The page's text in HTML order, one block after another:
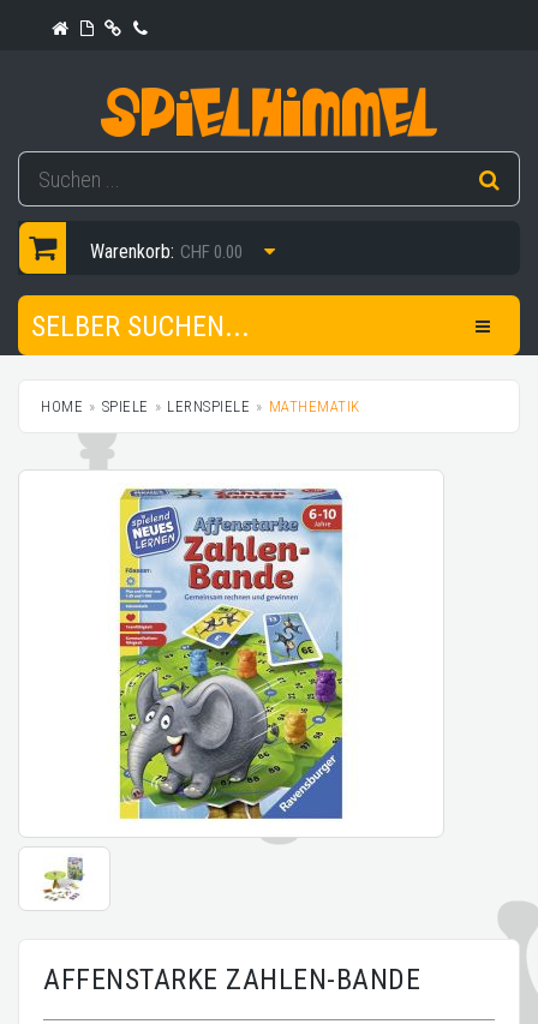
Warenkorb: CHF 0.00
SELBER SUCHEN...
HOME SPIELE LERNSPIELE MATHEMATIK
AFFENSTARKE ZAHLEN-BANDE